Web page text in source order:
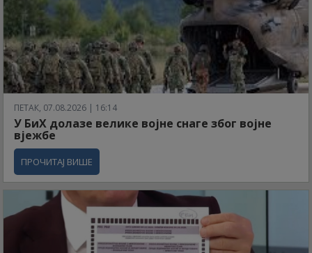
ПЕТАК, 07.08.2026 | 16:14
У БиХ долазе велике војне снаге због војне
вјежбе
ПРОЧИТАЈ ВИШЕ